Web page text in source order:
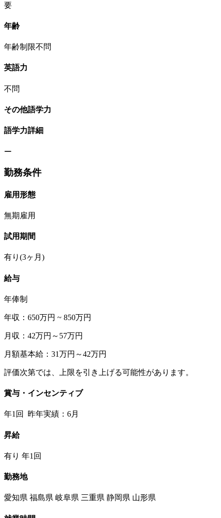
要
年齢
年齢制限不問
英語力
不問
その他語学力
語学力詳細
ー
勤務条件
雇用形態
無期雇用
試用期間
有り(3ヶ月)
給与
年俸制
年収：650万円 ~ 850万円
月収：42万円～57万円
月額基本給：31万円～42万円
評価次第では、上限を引き上げる可能性があります。
賞与・インセンティブ
年1回 昨年実績：6月
昇給
有り 年1回
勤務地
愛知県 福島県 岐阜県 三重県 静岡県 山形県